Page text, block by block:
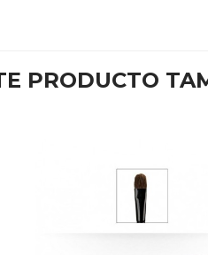
PRODUCTO